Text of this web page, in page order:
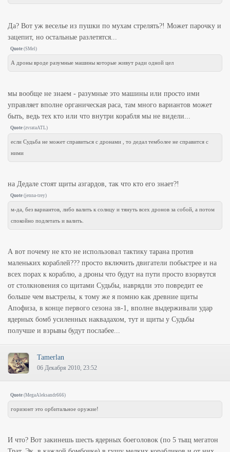
Да? Вот уж веселье из пушки по мухам стрелять?! Может парочку и
зацепит, но остальные разлетятся...
Quote (SMel)
А дроны вроде разумные машины которые живут ради одной цел
мы вообще не знаем - разумные это машины или просто ими
управляет вполне органическая раса, там много вариантов может
быть, ведь тех кто или что внутри корабля мы не видели...
Quote (zvrataATL)
если Судьба не может справиться с дронами , то дедал темболее не справится с
ними
на Дедале стоят щиты азгардов, так что кто его знает?!
Quote (jenna-trey)
м-да, без вариантов, либо валить к солнцу и тянуть всех дронов за собой, а потом
спокойно подлетать и валить.
А вот почему не кто не использовал тактику тарана против
маленьких кораблей??? просто включить двигатели побыстрее и на
всех порах к кораблю, а дроны что будут на пути просто взорвутся
от столкновения со щитами Судьбы, наврядли это повредит ее
больше чем выстрелы, к тому же я помню как древние щиты
Апофиза, в конце первого сезона зв-1, вполне выдерживали удар
ядерных бомб усиленных наквадахом, тут и щиты у Судьбы
получше и взрывы будут послабее...
Tamerlan
06 Декабря 2010, 23:52
Quote (MegaAleksandr666)
горизонт это орбитальное оружие!
И что? Вот закинешь шесть ядерных боеголовок (по 5 тыщ мегатон